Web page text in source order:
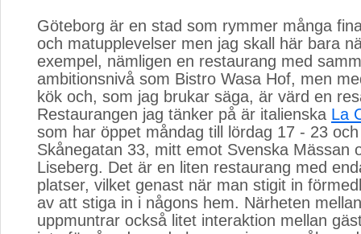
Göteborg är en stad som rymmer många
och matupplevelser men jag skall här bara
exempel, nämligen en restaurang med
ambitionsnivå som Bistro Wasa Hof, men
kök och, som jag brukar säga, är värd en
Restaurangen jag tänker på är italienska La
som har öppet måndag till lördag 17 - 23
Skånegatan 33, mitt emot Svenska Mässan
Liseberg. Det är en liten restaurang med
platser, vilket genast när man stigit in
av att stiga in i någons hem. Närheten
uppmuntrar också litet interaktion mellan